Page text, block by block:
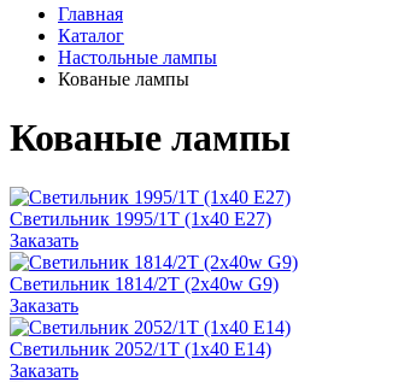
Главная
Каталог
Настольные лампы
Кованые лампы
Кованые лампы
Светильник 1995/1T (1x40 E27)
Заказать
Светильник 1814/2T (2х40w G9)
Заказать
Светильник 2052/1T (1x40 E14)
Заказать